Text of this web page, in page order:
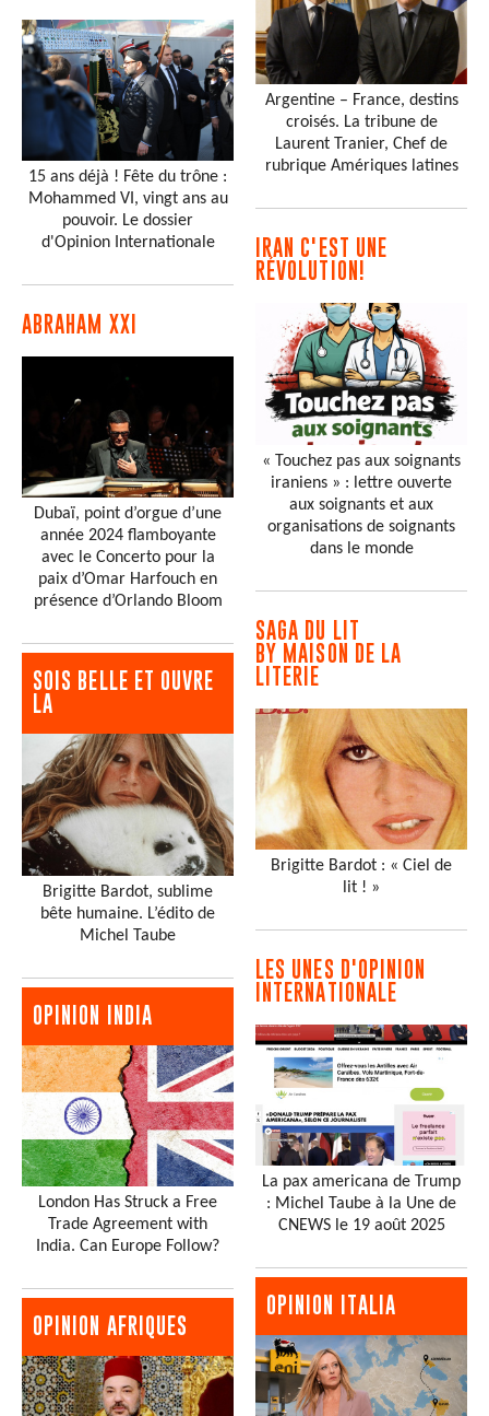
15 ans déjà ! Fête du trône :
Mohammed VI, vingt ans au
pouvoir. Le dossier
d'Opinion Internationale
ABRAHAM XXI
Dubaï, point d’orgue d’une
année 2024 flamboyante
avec le Concerto pour la
paix d’Omar Harfouch en
présence d’Orlando Bloom
SOIS BELLE ET OUVRE
LA
Brigitte Bardot, sublime
bête humaine. L’édito de
Michel Taube
OPINION INDIA
London Has Struck a Free
Trade Agreement with
India. Can Europe Follow?
OPINION AFRIQUES
Argentine – France, destins
croisés. La tribune de
Laurent Tranier, Chef de
rubrique Amériques latines
IRAN C'EST UNE
RÉVOLUTION!
« Touchez pas aux soignants
iraniens » : lettre ouverte
aux soignants et aux
organisations de soignants
dans le monde
SAGA DU LIT
BY MAISON DE LA
LITERIE
Brigitte Bardot : « Ciel de
lit ! »
LES UNES D'OPINION
INTERNATIONALE
La pax americana de Trump
: Michel Taube à la Une de
CNEWS le 19 août 2025
OPINION ITALIA